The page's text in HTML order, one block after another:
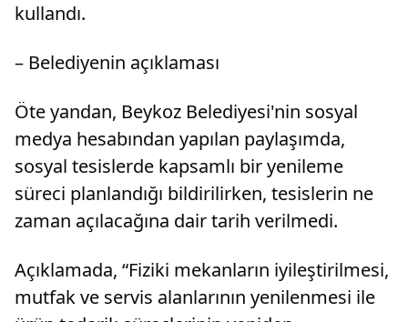
kullandı.
– Belediyenin açıklaması
Öte yandan, Beykoz Belediyesi'nin sosyal
medya hesabından yapılan paylaşımda,
sosyal tesislerde kapsamlı bir yenileme
süreci planlandığı bildirilirken, tesislerin ne
zaman açılacağına dair tarih verilmedi.
Açıklamada, “Fiziki mekanların iyileştirilmesi,
mutfak ve servis alanlarının yenilenmesi ile